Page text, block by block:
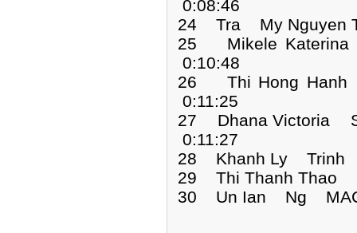
0:08:46
24 Tra My Nguyen
25 Mikele
0:10:48
26 Thi Hong
0:11:25
27 Dhana Victoria
0:11:27
28 Khanh Ly
29 Thi Thanh
30 Un Ian Ng